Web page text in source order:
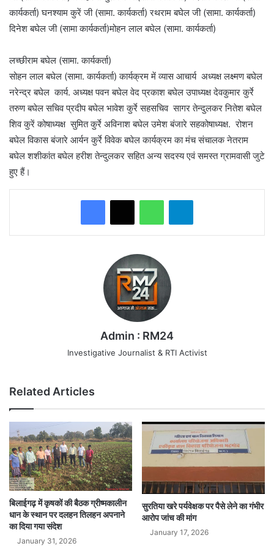
कार्यकर्ता) घनश्याम कुरें जी (सामा. कार्यकर्ता) रथराम बघेल जी (सामा. कार्यकर्ता)
दिनेश बघेल जी (सामा कार्यकर्ता)मोहन लाल बघेल (सामा. कार्यकर्ता)
लच्छीराम बघेल (सामा. कार्यकर्ता)
सोहन लाल बघेल (सामा. कार्यकर्ता) कार्यक्रम में व्यास आचार्य अध्यक्ष लक्ष्मण बघेल
नरेन्द्र बघेल कार्य. अध्यक्ष पवन बघेल वेद प्रकाश बघेल उपाध्यक्ष देवकुमार कुर्रे
तरुण बघेल सचिव प्रदीप बघेल भावेश कुर्रे सहसचिव सागर तेन्दुलकर नितेश बघेल
शिव कुरें कोषाध्यक्ष सुमित कुर्रे अविनाश बघेल उमेश बंजारे सहकोषाध्यक्ष. रोशन
बघेल विकास बंजारे आर्यन कुर्रे विवेक बघेल कार्यक्रम का मंच संचालक नेतराम
बघेल शशीकांत बघेल हरीश तेन्दुलकर सहित अन्य सदस्य एवं समस्त ग्रामवासी जुटे
हुए हैं।
WhatsAppTelegram
Admin : RM24
Investigative Journalist & RTI Activist
Related Articles
बिलाईगढ़ में कृषकों की बैठक ग्रीष्मकालीन
धान के स्थान पर दलहन तिलहन अपनाने
का दिया गया संदेश
January 31, 2026
सुरतिया खरे पर्यवेक्षक पर पैसे लेने का गंभीर
आरोप जांच की मांग
January 17, 2026